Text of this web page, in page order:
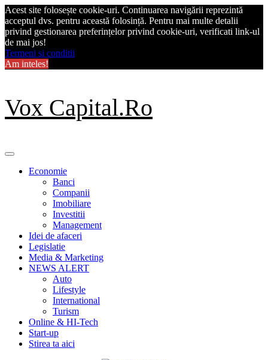
Acest site folosește cookie-uri. Continuarea navigării reprezintă
acceptul dvs. pentru această folosință. Pentru mai multe detalii
privind gestionarea preferințelor privind cookie-uri, verificati link-ul
de mai jos!
Termeni si conditii
Am inteles!
Skip
to
content
Vox Capital.Ro
Primary
Economie
Banci
Companii
Imobiliare
Investitii
Management
Idei de afaceri
Legislatie
Media & Marketing
NEWS ALERT
Auto
Lifestyle
International
Turism
Online & HI-Tech
Start-up
Stirea ta aici